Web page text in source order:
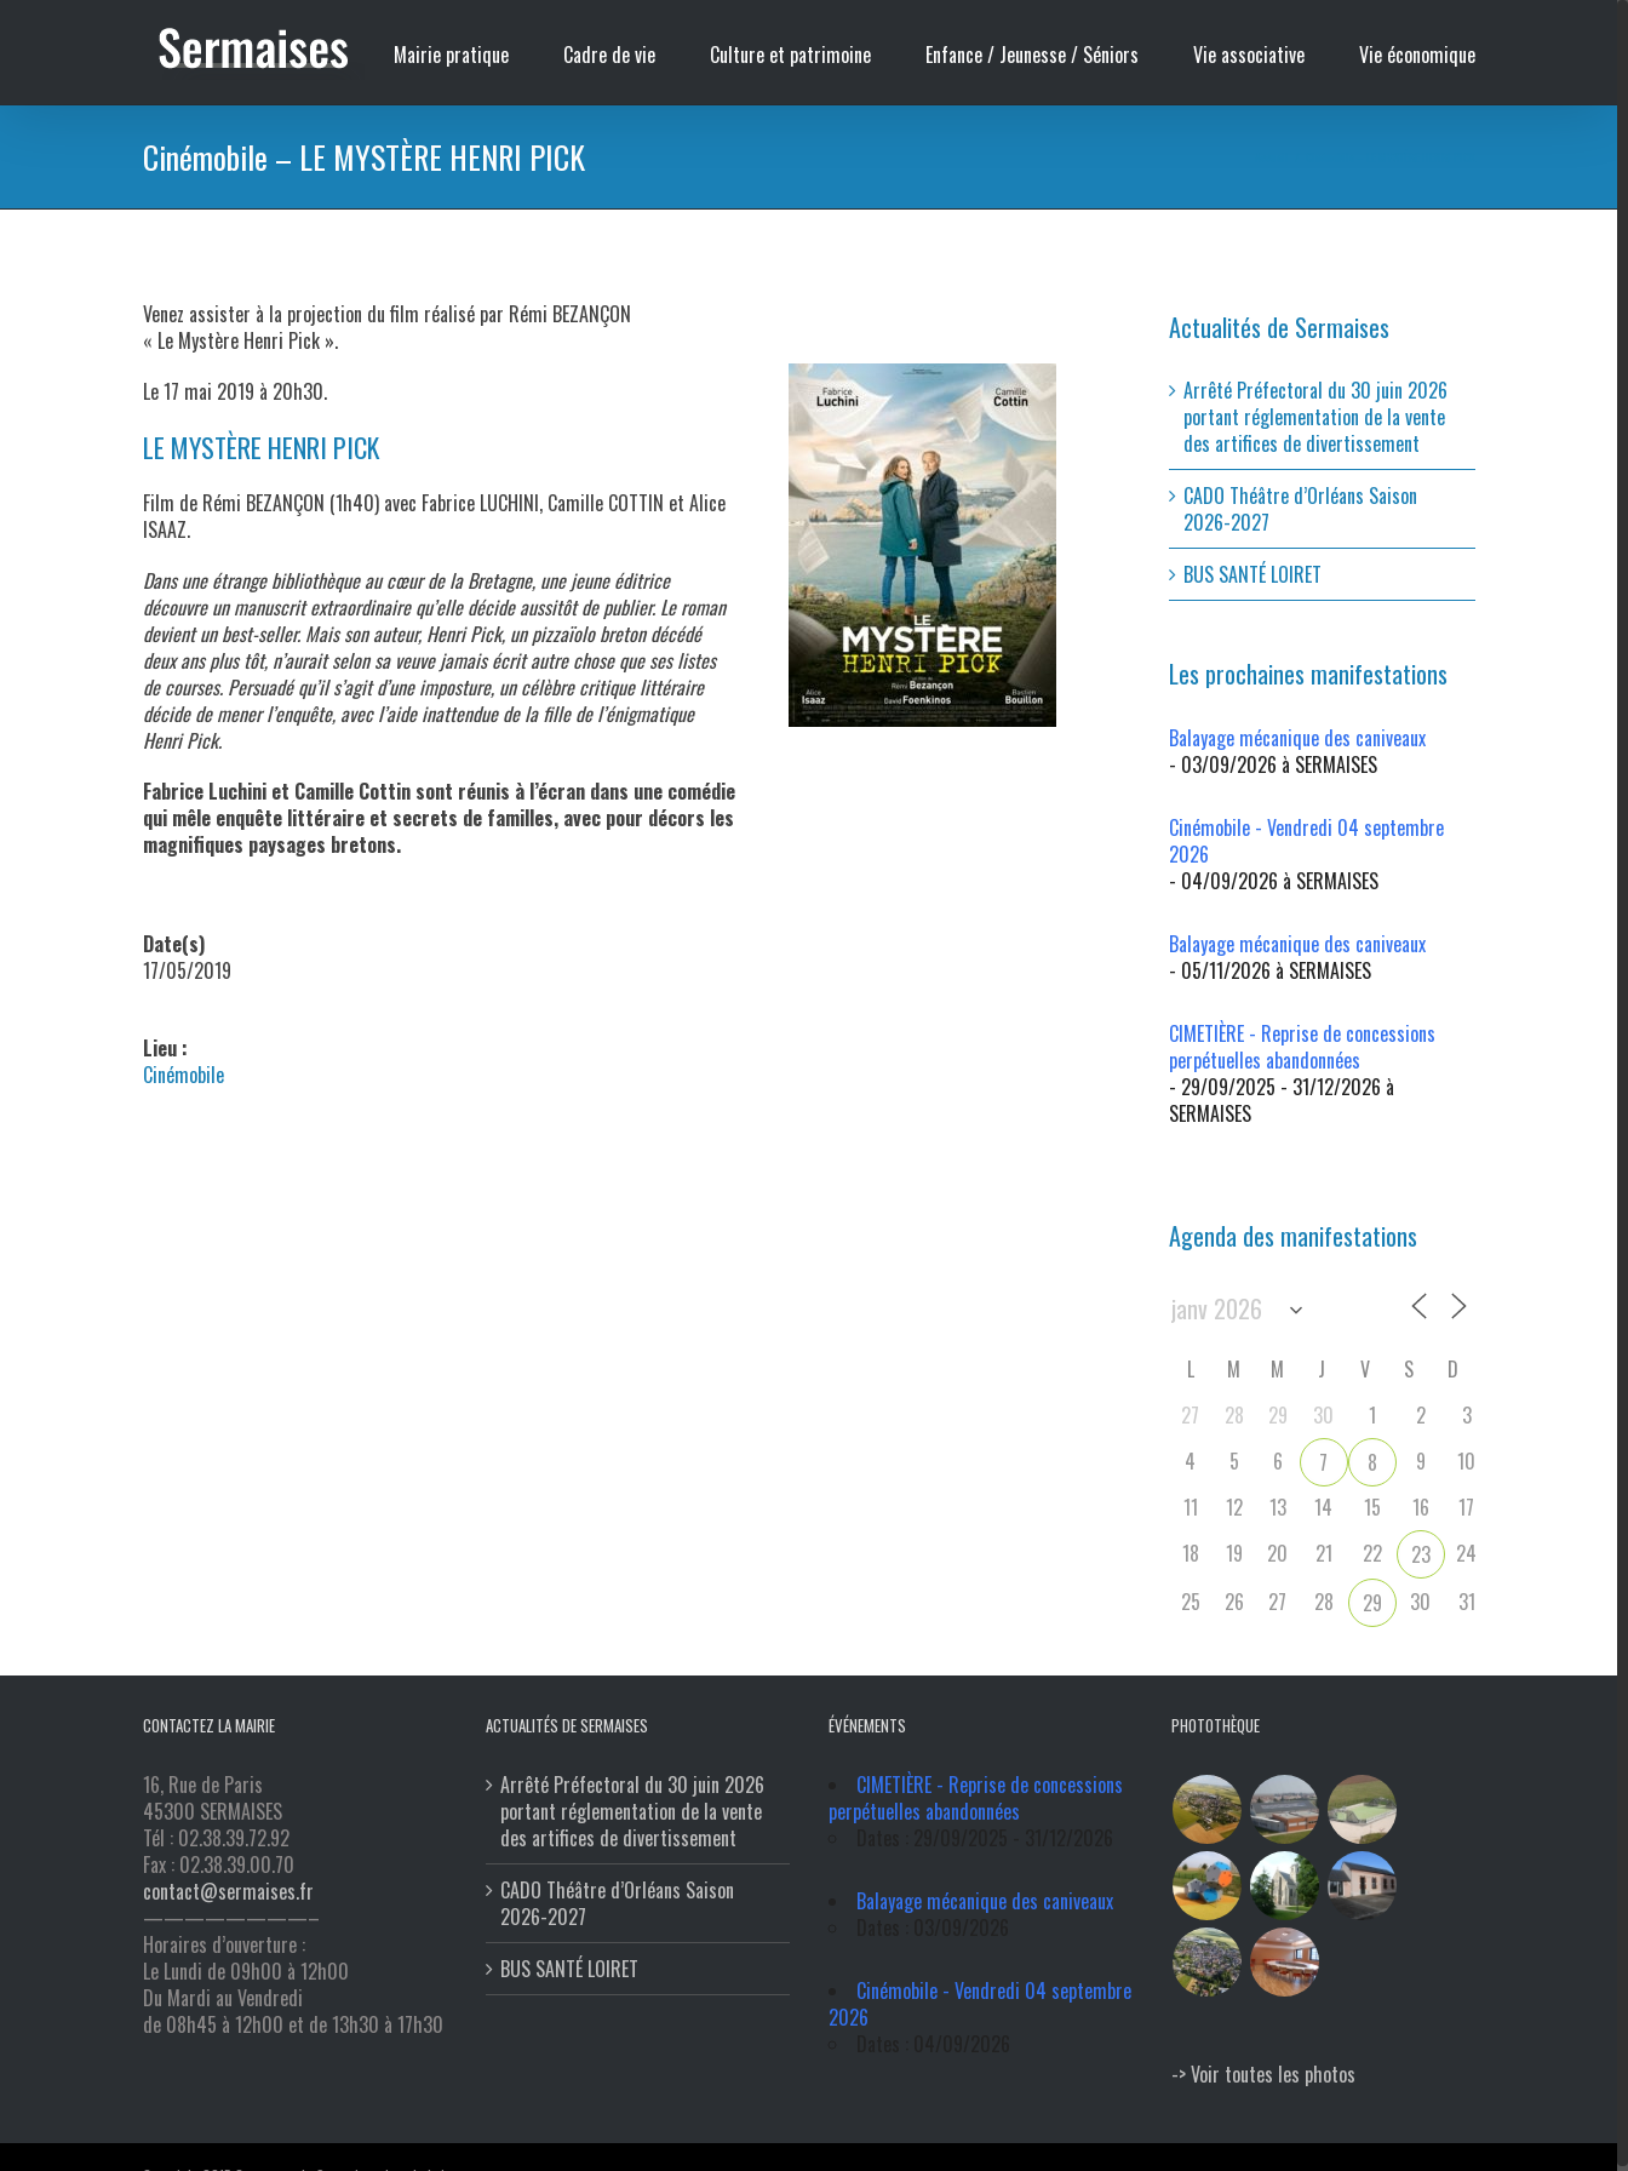
Mairie pratique Cadre de vie Culture et patrimoine Enfance / Jeunesse / Séniors Vie associative Vie économique
Cinémobile – LE MYSTÈRE HENRI PICK
Venez assister à la projection du film réalisé par Rémi BEZANÇON
« Le Mystère Henri Pick ».
Le 17 mai 2019 à 20h30.
LE MYSTÈRE HENRI PICK
Film de Rémi BEZANÇON (1h40) avec Fabrice LUCHINI, Camille COTTIN et Alice
ISAAZ.
Dans une étrange bibliothèque au cœur de la Bretagne, une jeune éditrice
découvre un manuscrit extraordinaire qu’elle décide aussitôt de publier. Le roman
devient un best-seller. Mais son auteur, Henri Pick, un pizzaïolo breton décédé
deux ans plus tôt, n’aurait selon sa veuve jamais écrit autre chose que ses listes
de courses. Persuadé qu’il s’agit d’une imposture, un célèbre critique littéraire
décide de mener l’enquête, avec l’aide inattendue de la fille de l’énigmatique
Henri Pick.
Fabrice Luchini et Camille Cottin sont réunis à l’écran dans une comédie
qui mêle enquête littéraire et secrets de familles, avec pour décors les
magnifiques paysages bretons.
Date(s)
17/05/2019
Lieu :
Cinémobile
Actualités de Sermaises
Arrêté Préfectoral du 30 juin 2026
portant réglementation de la vente
des artifices de divertissement
CADO Théâtre d’Orléans Saison
2026-2027
BUS SANTÉ LOIRET
Les prochaines manifestations
Balayage mécanique des caniveaux
- 03/09/2026 à SERMAISES
Cinémobile - Vendredi 04 septembre
2026
- 04/09/2026 à SERMAISES
Balayage mécanique des caniveaux
- 05/11/2026 à SERMAISES
CIMETIÈRE - Reprise de concessions
perpétuelles abandonnées
- 29/09/2025 - 31/12/2026 à
SERMAISES
Agenda des manifestations
L M M J V S
D
27
28 29 30 1 2
3
4
5 6 7 8 9
10
11
12 13 14 15 16
17
18
19 20 21 22 23
24
25
26 27 28 29 30 31
CONTACTEZ LA MAIRIE
16, Rue de Paris
45300 SERMAISES
Tél : 02.38.39.72.92
Fax : 02.38.39.00.70
contact@sermaises.fr
————————–
Horaires d’ouverture :
Le Lundi de 09h00 à 12h00
Du Mardi au Vendredi
de 08h45 à 12h00 et de 13h30 à 17h30
ACTUALITÉS DE SERMAISES
Arrêté Préfectoral du 30 juin 2026
portant réglementation de la vente
des artifices de divertissement
CADO Théâtre d’Orléans Saison
2026-2027
BUS SANTÉ LOIRET
ÉVÉNEMENTS
CIMETIÈRE - Reprise de concessions
perpétuelles abandonnées
Balayage mécanique des caniveaux
Cinémobile - Vendredi 04 septembre
2026
PHOTOTHÈQUE
-> Voir toutes les photos